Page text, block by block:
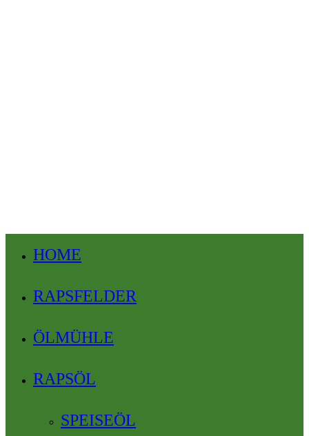
HOME
RAPSFELDER
ÖLMÜHLE
RAPSÖL
SPEISEÖL